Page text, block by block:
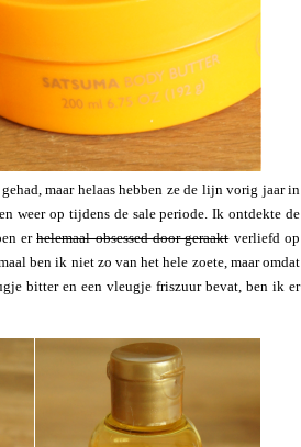
maar helaas hebben ze de lijn vorig jaar in
weer op tijdens de sale periode. Ik ontdekte de
erhelemaal obsessed door geraaktverliefd op
ben ik niet zo van het hele zoete, maar omdat
bitter en een vleugje friszuur bevat, ben ik er